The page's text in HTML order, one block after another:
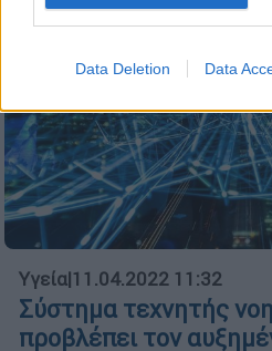
Data Deletion Data
Υγεία|11.04.2022 11:32
Σύστημα τεχνητής
προβλέπει τον